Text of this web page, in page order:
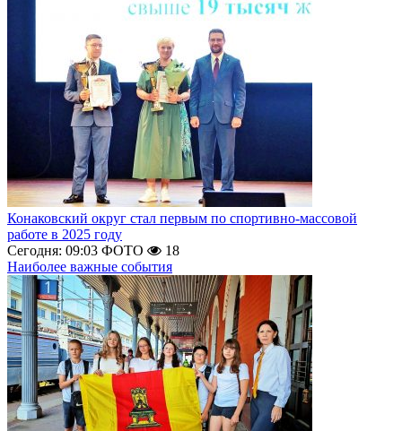
Конаковский округ стал первым по спортивно-массовой
работе в 2025 году
Сегодня: 09:03 ФОТО
18
Наиболее важные события